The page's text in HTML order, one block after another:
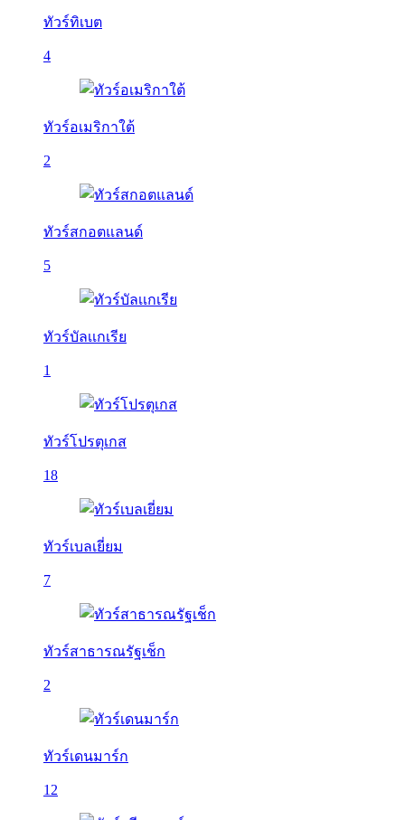
ทัวร์ทิเบต
4
ทัวร์อเมริกาใต้
2
ทัวร์สกอตแลนด์
5
ทัวร์บัลเเกเรีย
1
ทัวร์โปรตุเกส
18
ทัวร์เบลเยี่ยม
7
ทัวร์สาธารณรัฐเช็ก
2
ทัวร์เดนมาร์ก
12